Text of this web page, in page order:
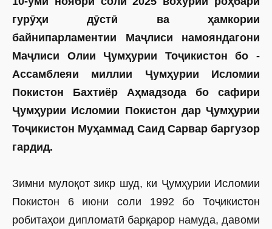
гурӯҳи дӯстӣ ва ҳамкории
байнипарламентии Маҷлиси намояндагони
Маҷлиси Олии Ҷумҳурии Тоҷикистон бо ­
Ассамблеяи миллии Ҷумҳурии Исломии
Покистон Бахтиёр Аҳмадзода бо сафири
Ҷумҳурии Исломии Покистон дар Ҷумҳурии
Тоҷикистон Муҳаммад Саид Сарвар баргузор
гардид.
Зимни мулоқот зикр шуд, ки Ҷумҳурии Исломии
Покистон 6 июни соли 1992 бо Тоҷикистон
робитаҳои дипломатӣ барқарор намуда, давоми